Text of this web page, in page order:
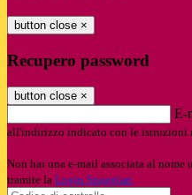
button close ×
Recupero password
button close ×
E-
all'indirizzo indicato con le istruzioni
Non hai una e-mail associata al nome
tramite la Login Spaggiari